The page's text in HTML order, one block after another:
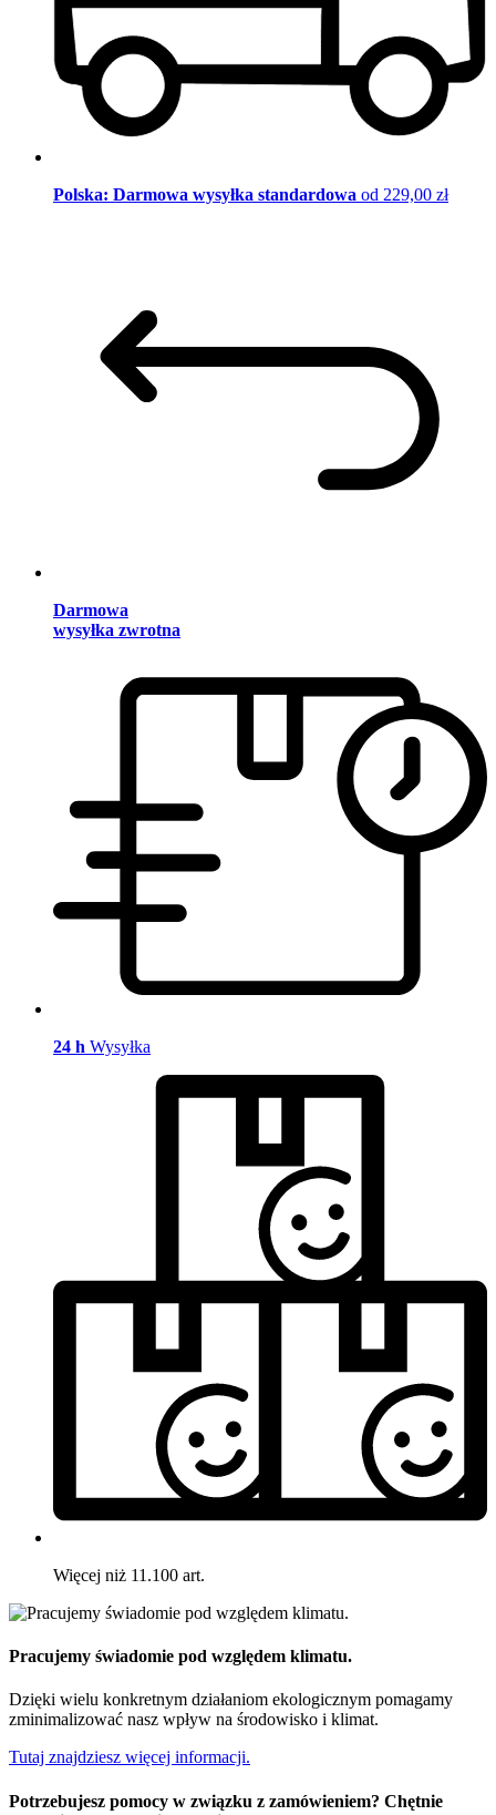
Polska: Darmowa wysyłka standardowa od 229,00 zł
Darmowa
wysyłka zwrotna
24 h Wysyłka
Więcej niż 11.100 art.
Pracujemy świadomie pod względem klimatu.
Dzięki wielu konkretnym działaniom ekologicznym pomagamy
zminimalizować nasz wpływ na środowisko i klimat.
Tutaj znajdziesz więcej informacji.
Potrzebujesz pomocy w związku z zamówieniem? Chętnie